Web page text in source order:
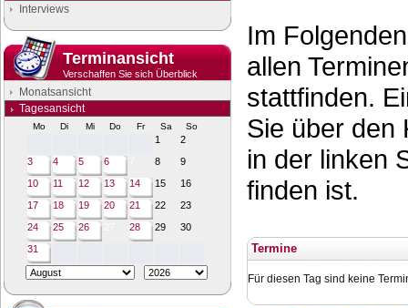
Interviews
Terminansicht
Verschaffen Sie sich Überblick
Monatsansicht
Tagesansicht
Mo Di Mi Do Fr Sa So
1
2
3
4 5 6 8
9
10
11 12 13 14 15
16
17
18 19 20 21 22
23
24
25 26 28 29
30
31
Im
allen
stattfinden.
Sie über den
in der linken
finden ist.
Termine
Für diesen Tag sind keine